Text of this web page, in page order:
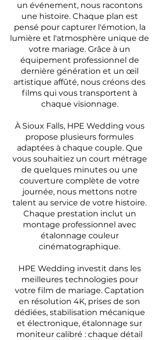
un événement, nous racontons
une histoire. Chaque plan est
pensé pour capturer l'émotion, la
lumière et l'atmosphère unique de
votre mariage. Grâce à un
équipement professionnel de
dernière génération et un œil
artistique affûté, nous créons des
films qui vous transportent à
chaque visionnage.
À Sioux Falls, HPE Wedding vous
propose plusieurs formules
adaptées à chaque couple. Que
vous souhaitiez un court métrage
de quelques minutes ou une
couverture complète de votre
journée, nous mettons notre
talent au service de votre histoire.
Chaque prestation inclut un
montage professionnel avec
étalonnage couleur
cinématographique.
HPE Wedding investit dans les
meilleures technologies pour
votre film de mariage. Captation
en résolution 4K, prises de son
dédiées, stabilisation mécanique
et électronique, étalonnage sur
moniteur calibré : chaque détail